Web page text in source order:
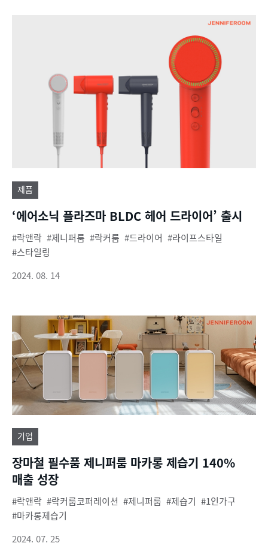
제품
‘에어소닉 플라즈마 BLDC 헤어 드라이어’ 출시
락앤락 제니퍼룸 락커룸 드라이어
라이프스타일
스타일링
2024. 08. 14
기업
장마철 필수품 제니퍼룸 마카롱 제습기 140%
매출 성장
락앤락 락커룸코퍼레이션 제니퍼룸 제습기
1인가구
마카롱제습기
2024. 07. 25